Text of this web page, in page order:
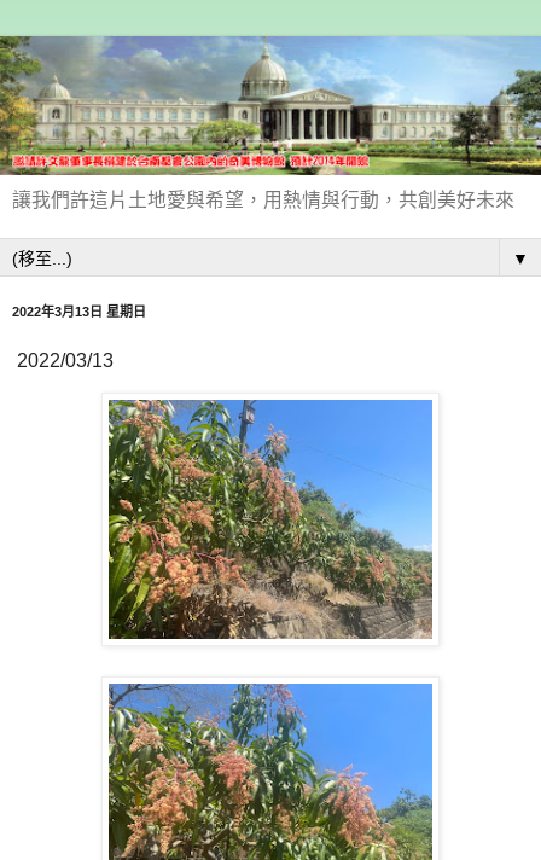
讓我們許這片土地愛與希望，用熱情與行動，共創美好未來
▼
2022年3月13日 星期日
2022/03/13